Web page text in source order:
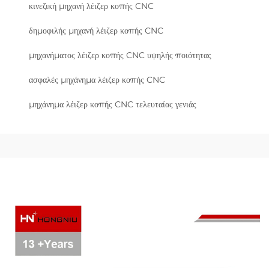
κινεζική μηχανή λέιζερ κοπής CNC
δημοφιλής μηχανή λέιζερ κοπής CNC
μηχανήματος λέιζερ κοπής CNC υψηλής ποιότητας
ασφαλές μηχάνημα λέιζερ κοπής CNC
μηχάνημα λέιζερ κοπής CNC τελευταίας γενιάς